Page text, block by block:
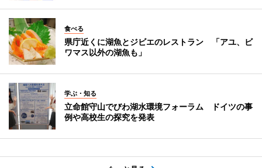
食べる
県庁近くに湖魚とジビエのレストラン 「アユ、ビ
ワマス以外の湖魚も」
学ぶ・知る
立命館守山でびわ湖水環境フォーラム ドイツの事
例や高校生の探究を発表